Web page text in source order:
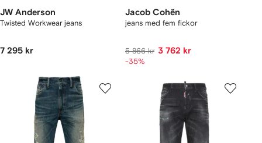
JW Anderson
Twisted Workwear jeans
7 295 kr
Jacob Cohën
jeans med fem fickor
5 866 kr 3 762 kr
-35%